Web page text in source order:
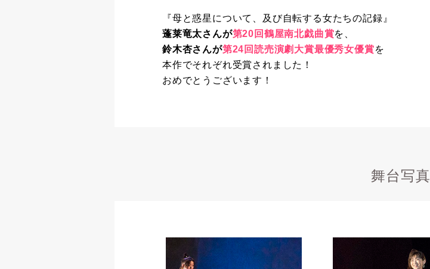
『母と惑星について、及び自転する女たちの記録』
蓬莱竜太さんが第20回鶴屋南北戯曲賞を、
鈴木杏さんが第24回読売演劇大賞最優秀女優賞を
本作でそれぞれ受賞されました！
おめでとうございます！
舞台写真